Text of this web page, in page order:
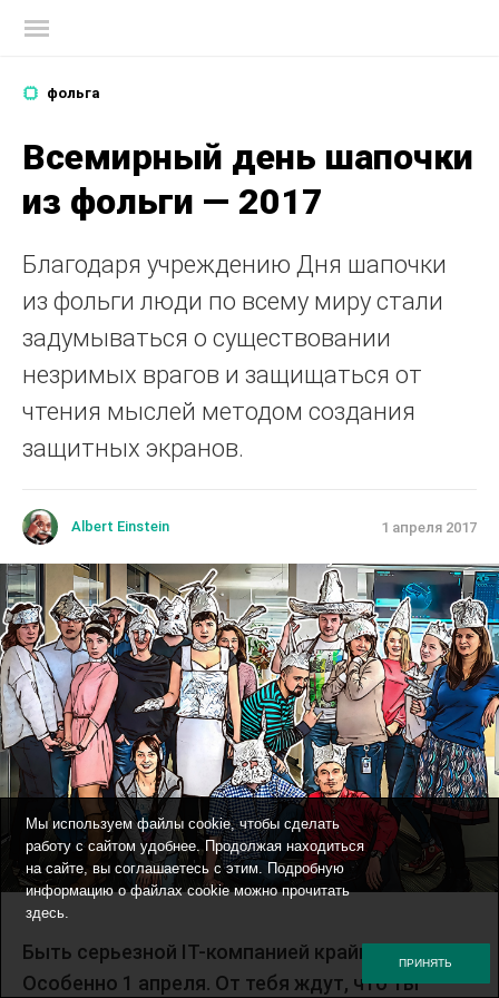
фольга
Всемирный день шапочки
из фольги — 2017
Благодаря учреждению Дня шапочки
из фольги люди по всему миру стали
задумываться о существовании
незримых врагов и защищаться от
чтения мыслей методом создания
защитных экранов.
Albert Einstein 1 апреля 2017
Быть серьезной IT-компанией крайне сложно.
Особенно 1 апреля. От тебя ждут, что ты
Мы используем файлы cookie, чтобы сделать
работу с сайтом удобнее. Продолжая находиться
на сайте, вы соглашаетесь с этим. Подробную
информацию о файлах cookie можно прочитать
здесь.
ПРИНЯТЬ